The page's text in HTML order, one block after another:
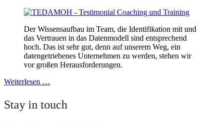
Der Wissensaufbau im Team, die Identifikation mit und
das Vertrauen in das Datenmodell sind entsprechend
hoch. Das ist sehr gut, denn auf unserem Weg, ein
datengetriebenes Unternehmen zu werden, stehen wir
vor großen Herausforderungen.
Weiterlesen …
Stay in touch